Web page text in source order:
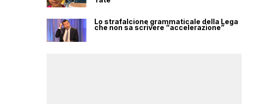
Lo strafalcione grammaticale della Lega
che non sa scrivere “accelerazione”